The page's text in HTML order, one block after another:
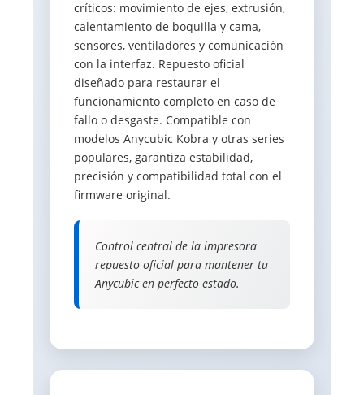
críticos: movimiento de ejes, extrusión,
calentamiento de boquilla y cama,
sensores, ventiladores y comunicación
con la interfaz. Repuesto oficial
diseñado para restaurar el
funcionamiento completo en caso de
fallo o desgaste. Compatible con
modelos Anycubic Kobra y otras series
populares, garantiza estabilidad,
precisión y compatibilidad total con el
firmware original.
Control central de la impresora 
repuesto oficial para mantener tu
Anycubic en perfecto estado.